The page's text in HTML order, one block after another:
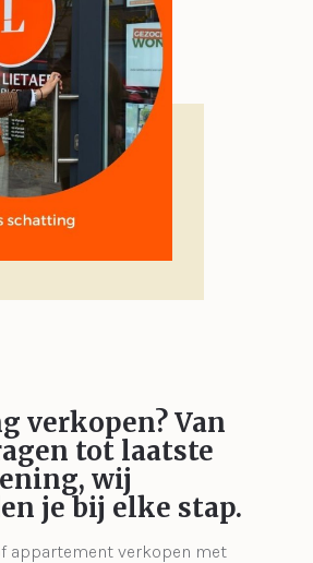
verkopen?Van
tot laatste
wij
je bij elke stap.
appartement verkopen met